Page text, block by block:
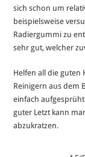
sich schon um
beispielsweise
Radiergummi zu
sehr gut, welcher
Helfen all die guten
Reinigern aus dem
einfach
guter Letzt kann
abzukratzen.